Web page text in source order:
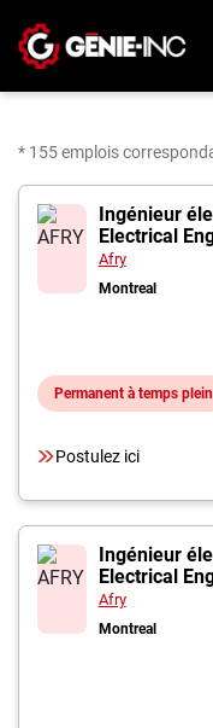
Créez un compte
Emplois
Recherchez un
Compagnies
Ma boîte à
Conseils carrière
Inscrivez-vous à
Employeurs
* 155 emplois
155Ingénieur
Electrical
Afry
Montreal
Permanent à temps plein
Postulez ici
Ingénieur
Electrical
Afry
Montreal